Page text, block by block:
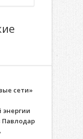
сети»
энергии
Павлодар